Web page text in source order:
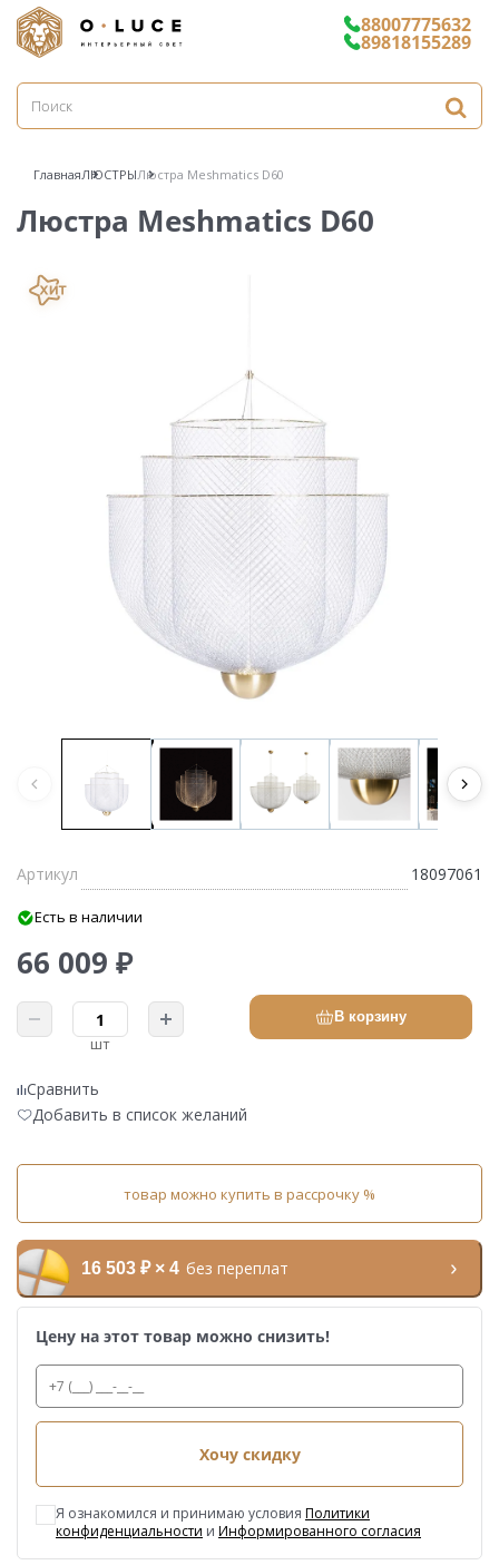
88007775632
89818155289
ГлавнаяЛЮСТРЫЛюстра Meshmatics D60
Люстра Meshmatics D60
Артикул 18097061
Есть в наличии
66 009 ₽
шт
В корзину
Сравнить
Добавить в список желаний
товар можно купить в рассрочку %
16 503 ₽ × 4 без переплат
Цену на этот товар можно снизить!
Хочу скидку
Я ознакомился и принимаю условия Политики
конфиденциальности и Информированного согласия